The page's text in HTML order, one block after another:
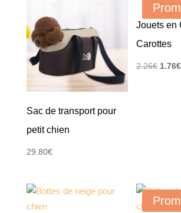
Sac de transport pour
petit chien
29.80€
Jouets en
Carottes
2.26€ Le
1.76€